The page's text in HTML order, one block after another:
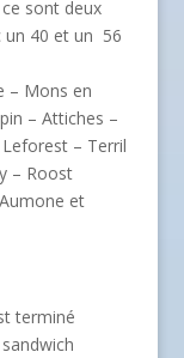
sont deux
un 40 et un 56
– Mons en
– Attiches –
– Terril
– Roost
et
terminé